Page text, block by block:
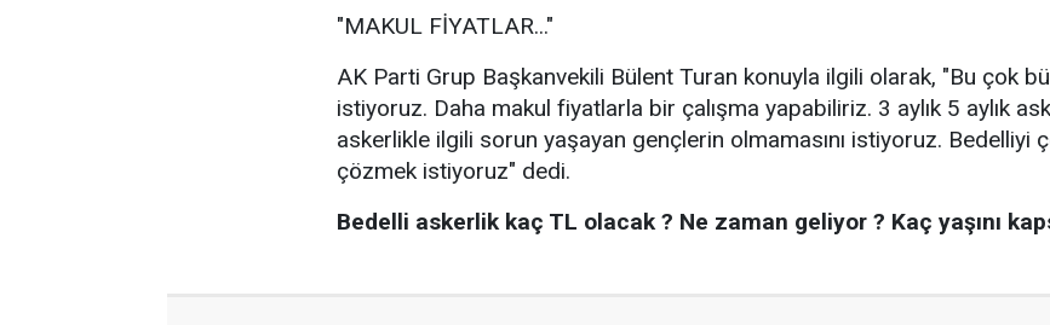
"MAKUL FİYATLAR..."
AK Parti Grup Başkanvekili Bülent Turan konuyla ilgili olarak, "Bu çok
istiyoruz. Daha makul fiyatlarla bir çalışma yapabiliriz. 3 aylık 5 aylık
askerlikle ilgili sorun yaşayan gençlerin olmamasını istiyoruz. Bedelliyi
çözmek istiyoruz" dedi.
Bedelli askerlik kaç TL olacak ? Ne zaman geliyor ? Kaç yaşını